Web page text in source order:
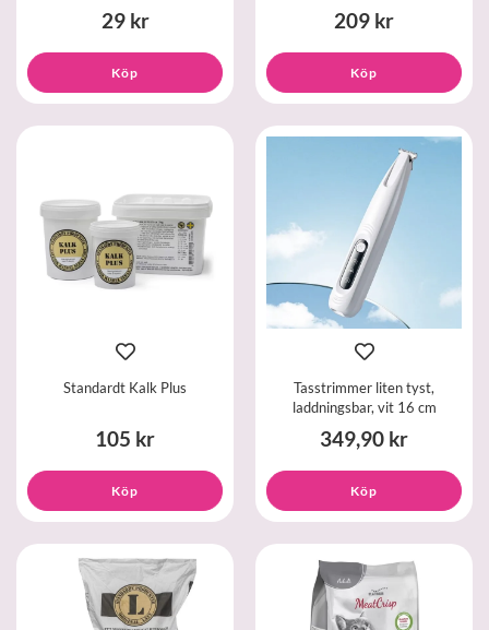
29 kr
Köp
209 kr
Köp
Standardt Kalk Plus
105 kr
Köp
Tasstrimmer liten tyst,
laddningsbar, vit 16 cm
349,90 kr
Köp